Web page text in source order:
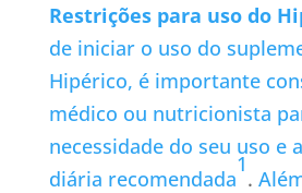
Restrições para uso do
de iniciar o uso do
Hipérico, é importante
médico ou nutricionista
necessidade do seu uso e
diária recomendada
1
.